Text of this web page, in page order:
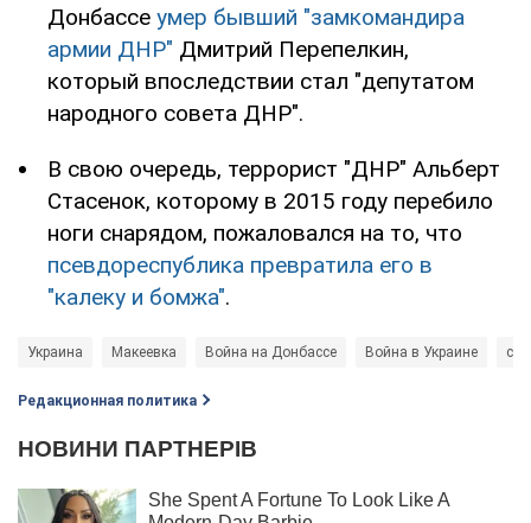
Донбассе умер бывший "замкомандира
армии ДНР" Дмитрий Перепелкин,
который впоследствии стал "депутатом
народного совета ДНР".
В свою очередь, террорист "ДНР" Альберт
Стасенок, которому в 2015 году перебило
ноги снарядом, пожаловался на то, что
псевдореспублика превратила его в
"калеку и бомжа".
Украина Макеевка Война на Донбассе Война в Украине
Редакционная политика